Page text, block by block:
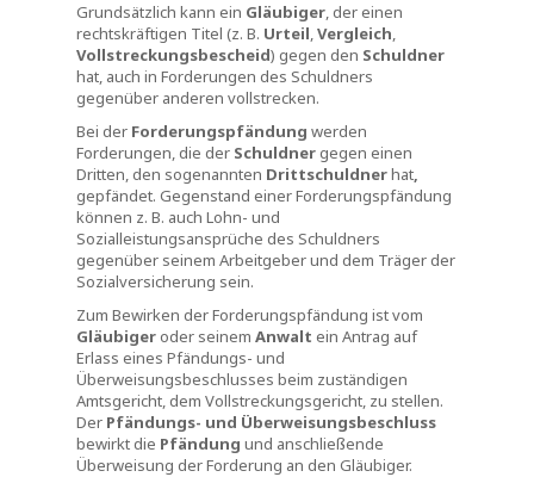
Grundsätzlich kann ein Gläubiger, der einen
rechtskräftigen Titel (z. B. Urteil,Vergleich,
Vollstreckungsbescheid) gegen den Schuldner
hat, auch in Forderungen des Schuldners
gegenüber anderen vollstrecken.
Bei der Forderungspfändung werden
Forderungen, die der Schuldnergegen einen
Dritten, den sogenannten Drittschuldnerhat,
gepfändet. Gegenstand einer Forderungspfändung
können z. B. auch Lohn- und
Sozialleistungsansprüche des Schuldners
gegenüber seinem Arbeitgeber und dem Träger der
Sozialversicherung sein.
Zum Bewirken der Forderungspfändung ist vom
Gläubigeroder seinem Anwalt ein Antrag auf
Erlass eines Pfändungs- und
Überweisungsbeschlusses beim zuständigen
Amtsgericht, dem Vollstreckungsgericht, zu stellen.
Der Pfändungs- und Überweisungsbeschluss
bewirkt die Pfändung und anschließende
Überweisung der Forderung an den Gläubiger.